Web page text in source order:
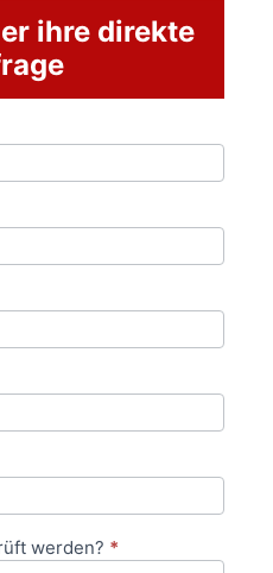
ihre direkte
werden? *